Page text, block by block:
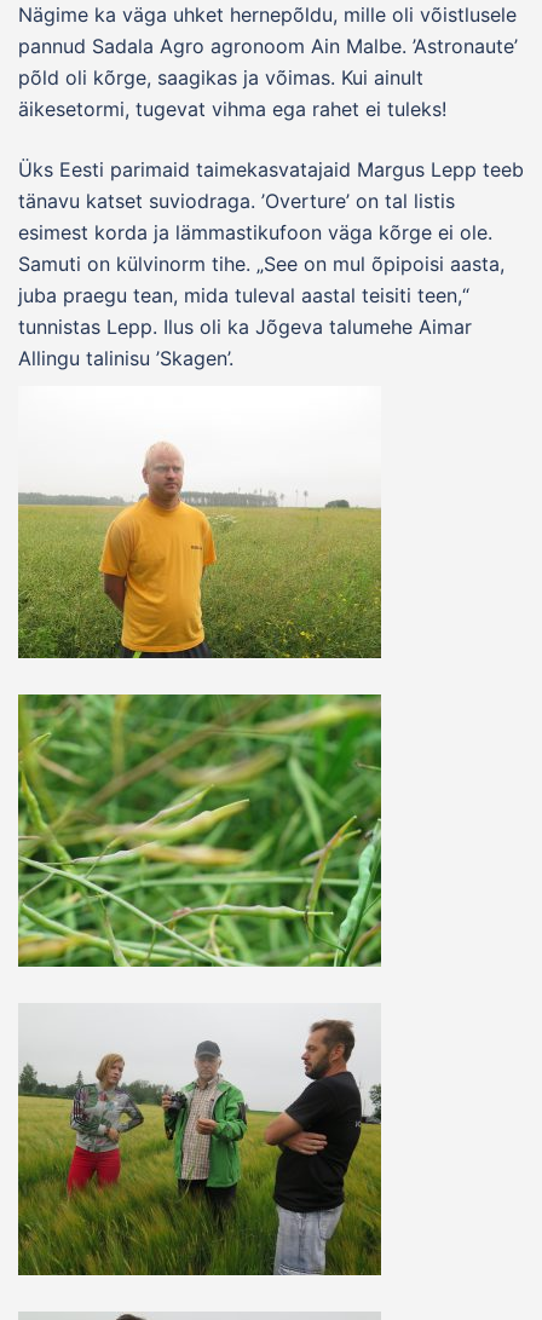
Nägime ka väga uhket hernepõldu, mille oli võistlusele
pannud Sadala Agro agronoom Ain Malbe. ’Astronaute’
põld oli kõrge, saagikas ja võimas. Kui ainult
äikesetormi, tugevat vihma ega rahet ei tuleks!
Üks Eesti parimaid taimekasvatajaid Margus Lepp teeb
tänavu katset suviodraga. ’Overture’ on tal listis
esimest korda ja lämmastikufoon väga kõrge ei ole.
Samuti on külvinorm tihe. „See on mul õpipoisi aasta,
juba praegu tean, mida tuleval aastal teisiti teen,“
tunnistas Lepp. Ilus oli ka Jõgeva talumehe Aimar
Allingu talinisu ’Skagen’.